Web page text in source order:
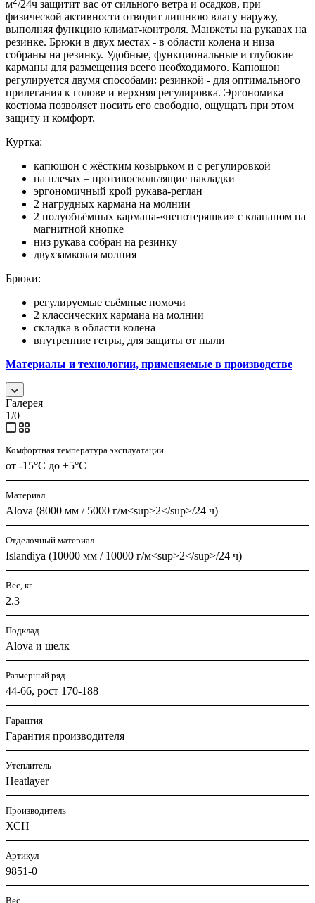
м /24ч защитит вас от сильного ветра и осадков, при
физической активности отводит лишнюю влагу наружу,
выполняя функцию климат-контроля. Манжеты на рукавах на
резинке. Брюки в двух местах - в области колена и низа
собраны на резинку. Удобные, функциональные и глубокие
карманы для размещения всего необходимого. Капюшон
регулируется двумя способами: резинкой - для оптимального
прилегания к голове и верхняя регулировка. Эргономика
костюма позволяет носить его свободно, ощущать при этом
защиту и комфорт.
Куртка:
капюшон с жёстким козырьком и с регулировкой
на плечах – противоскользящие накладки
эргономичный крой рукава-реглан
2 нагрудных кармана на молнии
2 полуобъёмных кармана-«непотеряшки» с клапаном на
магнитной кнопке
низ рукава собран на резинку
двухзамковая молния
Брюки:
регулируемые съёмные помочи
2 классических кармана на молнии
складка в области колена
внутренние гетры, для защиты от пыли
Материалы и технологии, применяемые в производстве
Галерея
1/0 —
Комфортная температура эксплуатации
от -15°С до +5°С
Материал
Alova (8000 мм / 5000 г/м<sup>2</sup>/24 ч)
Отделочный материал
Islandiya (10000 мм / 10000 г/м<sup>2</sup>/24 ч)
Вес, кг
2.3
Подклад
Alova и шелк
Размерный ряд
44-66, рост 170-188
Гарантия
Гарантия производителя
Утеплитель
Heatlayer
Производитель
ХСН
Артикул
9851-0
Вес